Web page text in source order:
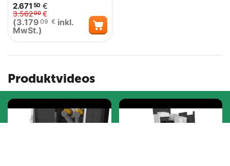
2.671 50 €
3.56200 €
(3.179 09 € inkl.
MwSt.)
Produktvideos